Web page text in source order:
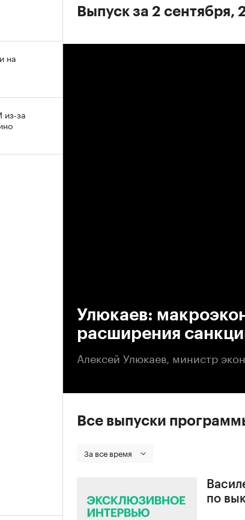
Выпуск за 2 сентября,
Улюкаев:
расширения
Алексей Улюкаев, министр
Все выпуски
За все время
по
на
за